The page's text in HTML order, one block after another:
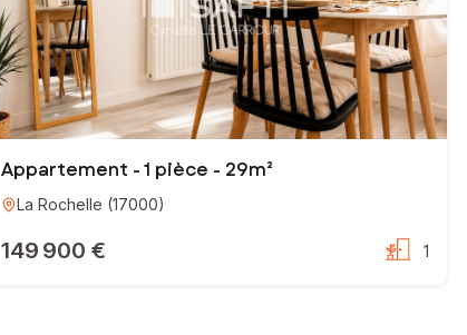
Appartement - 1 pièce - 29m²
La Rochelle (17000)
149 900 € 1